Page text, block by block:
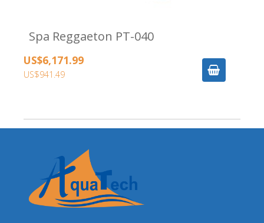
Spa Reggaeton PT-040
US$6,171.99
US$941.49